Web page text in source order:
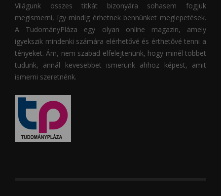
Világunk összes titkát bizonyára sohasem fogjuk
megismerni, így mindig érhetnek bennünket meglepetések.
A TudományPláza egy olyan online magazin, amely
igyekszik mindenki számára elérhetővé és érthetővé tenni a
tényeket. Ám, nem szabad elfelejtenünk, hogy minél többet
tudunk, annál kevesebbet ismerünk ahhoz képest, amit
ismerni szeretnénk.